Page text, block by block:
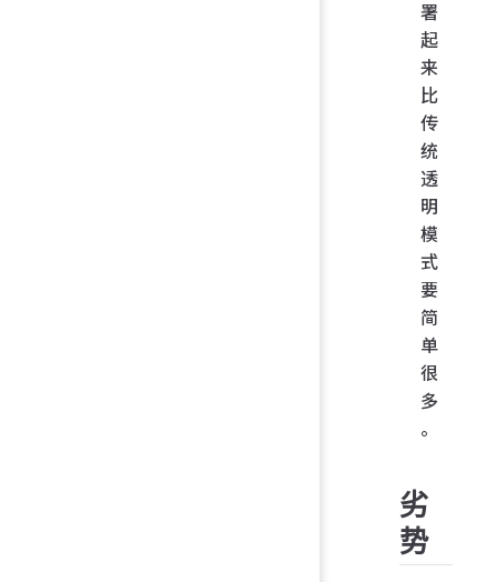
署
起
来
比
传
统
透
明
模
式
要
简
单
很
多
。
劣
势